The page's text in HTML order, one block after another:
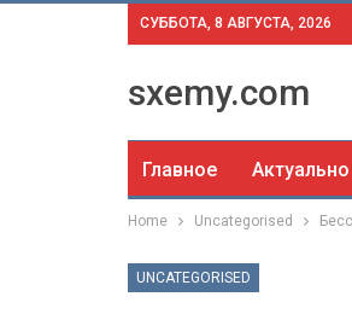
СУББОТА, 8 АВГУСТА, 2026
sxemy.com
Главное Актуально
Home Uncategorised
UNCATEGORISED